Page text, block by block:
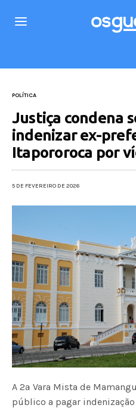
POLÍTICA
Justiça condena
indenizar ex-
Itapororoca por
5 DE FEVEREIRO DE 2026
A 2ª Vara Mista de
público a pagar